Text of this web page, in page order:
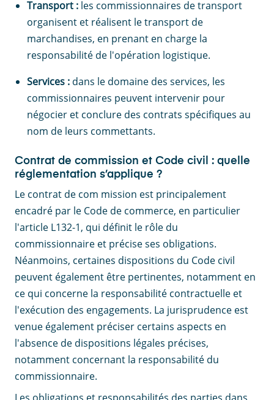
Transport : les commissionnaires de transport
organisent et réalisent le transport de
marchandises, en prenant en charge la
responsabilité de l'opération logistique.
Services : dans le domaine des services, les
commissionnaires peuvent intervenir pour
négocier et conclure des contrats spécifiques au
nom de leurs commettants.
Contrat de commission et Code civil : quelle
réglementation s’applique ?
Le contrat de com mission est principalement
encadré par le Code de commerce, en particulier
l'article L132-1, qui définit le rôle du
commissionnaire et précise ses obligations.
Néanmoins, certaines dispositions du Code civil
peuvent également être pertinentes, notamment en
ce qui concerne la responsabilité contractuelle et
l'exécution des engagements. La jurisprudence est
venue également préciser certains aspects en
l'absence de dispositions légales précises,
notamment concernant la responsabilité du
commissionnaire.